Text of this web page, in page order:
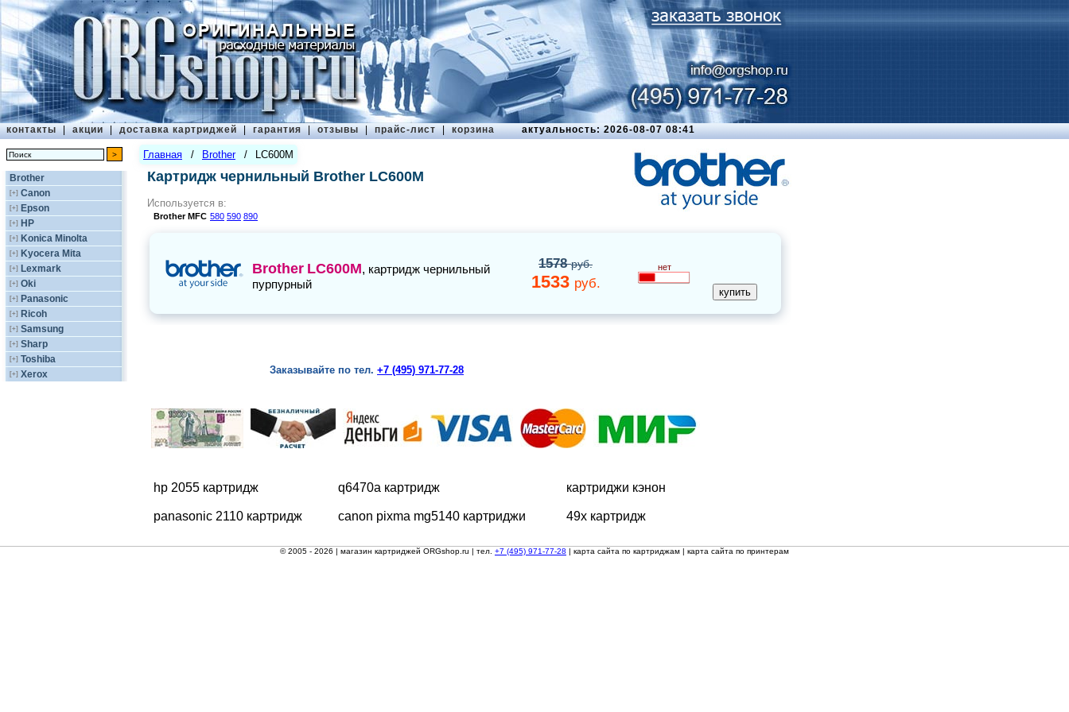
контакты | акции | доставка картриджей | гарантия | отзывы | прайс-лист | корзина актуальность: 2026-08-07 08:41
Brother
[+] Canon
[+] Epson
[+] HP
[+] Konica Minolta
[+] Kyocera Mita
[+] Lexmark
[+] Oki
[+] Panasonic
[+] Ricoh
[+] Samsung
[+] Sharp
[+] Toshiba
[+] Xerox
Главная / Brother / LC600M
Картридж чернильный Brother LC600M
Используется в:
BrotherMFC 580 590 890
Brother LC600M, картридж чернильный
пурпурный
1578руб.
1533 руб.
нет
Заказывайте по тел. +7 (495) 971-77-28
hp 2055 картридж q6470a картридж картриджи кэнон
panasonic 2110 картридж canon pixma mg5140 картриджи 49x картридж
© 2005 - 2026 | магазин картриджей ORGshop.ru | тел. +7 (495) 971-77-28 | карта сайта по картриджам | карта сайта по принтерам